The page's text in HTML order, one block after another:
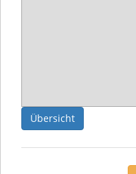
Übersicht